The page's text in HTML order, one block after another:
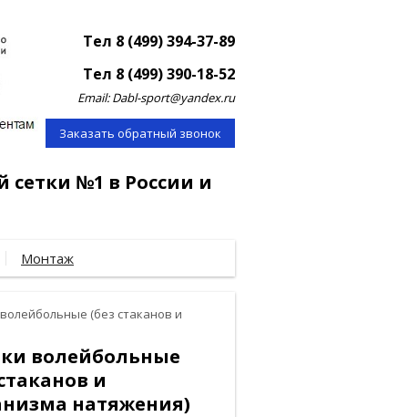
Тел 8 (499) 394-37-89
Тел 8 (499) 390-18-52
Email: Dabl-sport@yandex.ru
Заказать обратный звонок
сетки №1 в России и
Монтаж
(без стаканов и
волейбольные
и
натяжения)